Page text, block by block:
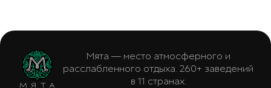
Мята — место атмосферного и
расслабленного отдыха. 260+ заведений
в 11 странах.